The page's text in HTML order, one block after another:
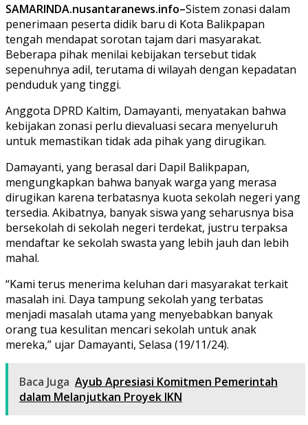
SAMARINDA.nusantaranews.info–Sistem zonasi dalam
penerimaan peserta didik baru di Kota Balikpapan
tengah mendapat sorotan tajam dari masyarakat.
Beberapa pihak menilai kebijakan tersebut tidak
sepenuhnya adil, terutama di wilayah dengan kepadatan
penduduk yang tinggi.
Anggota DPRD Kaltim, Damayanti, menyatakan bahwa
kebijakan zonasi perlu dievaluasi secara menyeluruh
untuk memastikan tidak ada pihak yang dirugikan.
Damayanti, yang berasal dari Dapil Balikpapan,
mengungkapkan bahwa banyak warga yang merasa
dirugikan karena terbatasnya kuota sekolah negeri yang
tersedia. Akibatnya, banyak siswa yang seharusnya bisa
bersekolah di sekolah negeri terdekat, justru terpaksa
mendaftar ke sekolah swasta yang lebih jauh dan lebih
mahal.
“Kami terus menerima keluhan dari masyarakat terkait
masalah ini. Daya tampung sekolah yang terbatas
menjadi masalah utama yang menyebabkan banyak
orang tua kesulitan mencari sekolah untuk anak
mereka,” ujar Damayanti, Selasa (19/11/24).
Baca Juga Ayub Apresiasi Komitmen Pemerintah
dalam Melanjutkan Proyek IKN